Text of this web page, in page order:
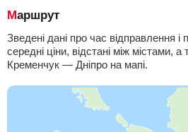
Маршрут
Зведені дані про час відправлення і
середні ціни, відстані між містами,
Кременчук — Дніпро на мапі.